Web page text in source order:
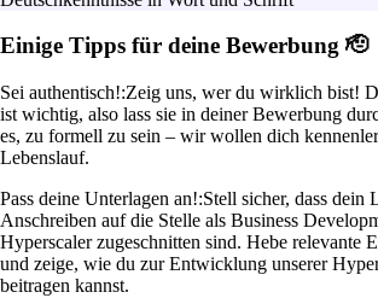
Einige Tipps für deine Bewerbung 🫡
Sei authentisch!:Zeig uns, wer du wirklich bist!
ist wichtig, also lass sie in deiner Bewerbung
es, zu formell zu sein – wir wollen dich
Lebenslauf.
Pass deine Unterlagen an!:Stell sicher, dass dein
Anschreiben auf die Stelle als Business
Hyperscaler zugeschnitten sind. Hebe relevante
und zeige, wie du zur Entwicklung unserer
beitragen kannst.